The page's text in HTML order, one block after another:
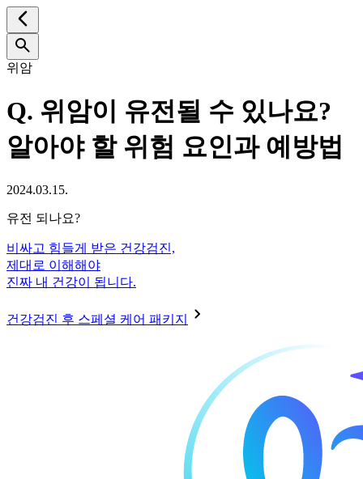
위암
Q. 위암이 유전될 수 있나요?
알아야 할 위험 요인과 예방법
2024.03.15.
유전 되나요?
비싸고 힘들게 받은 건강검진,
제대로 이해해야
진짜 내 건강이 됩니다.
건강검진 후 스페셜 케어 패키지